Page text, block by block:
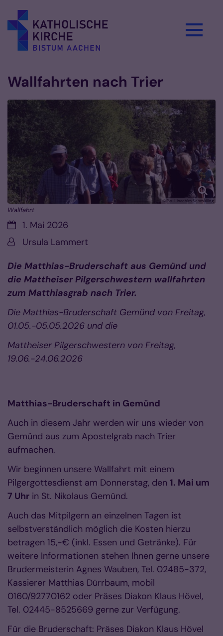
Wallfahrten nach Trier
© Paul Joachim Schmülling
Wallfahrt
Datum:1. Mai 2026
Von:Ursula Lammert
Die Matthias-Bruderschaft aus Gemünd und
die Mattheiser Pilgerschwestern wallfahrten
zum Matthiasgrab nach Trier.
Die Matthias-Bruderschaft Gemünd von Freitag,
01.05.-05.05.2026 und die
Mattheiser Pilgerschwestern von Freitag,
19.06.-24.06.2026
Matthias-Bruderschaft in Gemünd
Auch in diesem Jahr werden wir uns wieder von
Gemünd aus zum Apostelgrab nach Trier
aufmachen.
Wir beginnen unsere Wallfahrt mit einem
Pilgergottesdienst am Donnerstag, den 1. Mai um
7 Uhr in St. Nikolaus Gemünd.
Auch das Mitpilgern an einzelnen Tagen ist
selbstverständlich möglich die Kosten hierzu
betragen 15,-€ (inkl. Essen und Getränke). Für
weitere Informationen stehen Ihnen gerne unsere
Brudermeisterin Agnes Wauben, Tel. 02485-372,
Kassierer Matthias Dürrbaum, mobil
0160/92770162 oder Präses Diakon Klaus Hövel,
Tel. 02445-8525669 gerne zur Verfügung.
Für die Bruderschaft: Präses Diakon Klaus Hövel